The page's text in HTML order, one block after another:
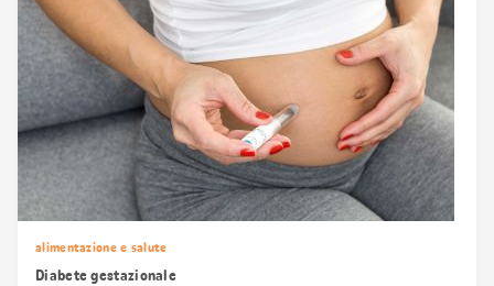
alimentazione e salute
Diabete gestazionale